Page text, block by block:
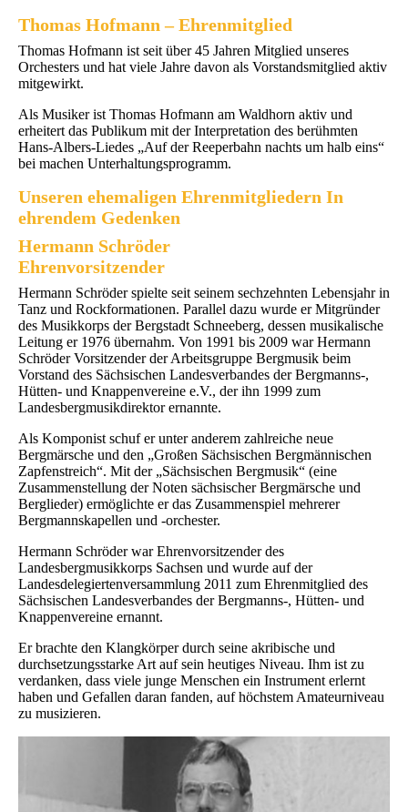
Thomas Hofmann – Ehrenmitglied
Thomas Hofmann ist seit über 45 Jahren Mitglied unseres
Orchesters und hat viele Jahre davon als Vorstandsmitglied aktiv
mitgewirkt.
Als Musiker ist Thomas Hofmann am Waldhorn aktiv und
erheitert das Publikum mit der Interpretation des berühmten
Hans-Albers-Liedes „Auf der Reeperbahn nachts um halb eins“
bei machen Unterhaltungsprogramm.
Unseren ehemaligen Ehrenmitgliedern In
ehrendem Gedenken
Hermann Schröder
Ehrenvorsitzender
Hermann Schröder spielte seit seinem sechzehnten Lebensjahr in
Tanz und Rockformationen. Parallel dazu wurde er Mitgründer
des Musikkorps der Bergstadt Schneeberg, dessen musikalische
Leitung er 1976 übernahm. Von 1991 bis 2009 war Hermann
Schröder Vorsitzender der Arbeitsgruppe Bergmusik beim
Vorstand des Sächsischen Landesverbandes der Bergmanns-,
Hütten- und Knappenvereine e.V., der ihn 1999 zum
Landesbergmusikdirektor ernannte.
Als Komponist schuf er unter anderem zahlreiche neue
Bergmärsche und den „Großen Sächsischen Bergmännischen
Zapfenstreich“. Mit der „Sächsischen Bergmusik“ (eine
Zusammenstellung der Noten sächsischer Bergmärsche und
Berglieder) ermöglichte er das Zusammenspiel mehrerer
Bergmannskapellen und -orchester.
Hermann Schröder war Ehrenvorsitzender des
Landesbergmusikkorps Sachsen und wurde auf der
Landesdelegiertenversammlung 2011 zum Ehrenmitglied des
Sächsischen Landesverbandes der Bergmanns-, Hütten- und
Knappenvereine ernannt.
Er brachte den Klangkörper durch seine akribische und
durchsetzungsstarke Art auf sein heutiges Niveau. Ihm ist zu
verdanken, dass viele junge Menschen ein Instrument erlernt
haben und Gefallen daran fanden, auf höchstem Amateurniveau
zu musizieren.